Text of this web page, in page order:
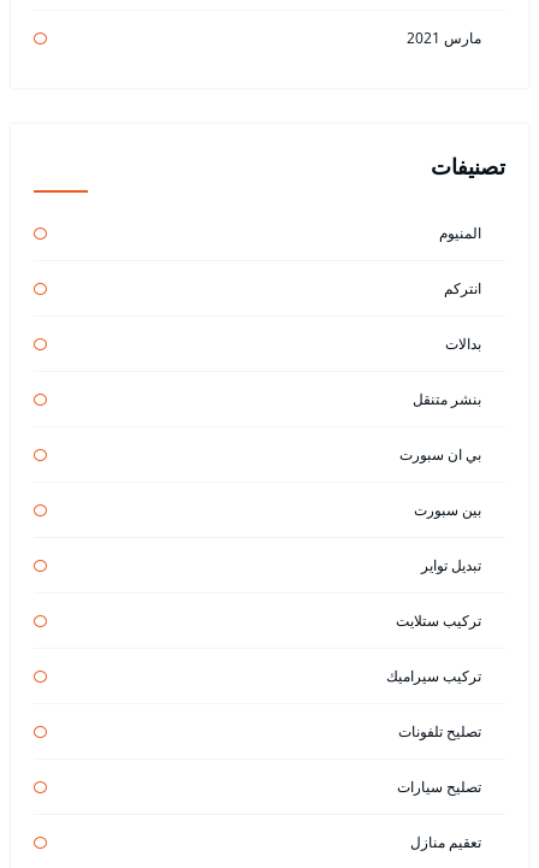
مارس 2021
تصنيفات
المنيوم
انتركم
بدالات
بنشر متنقل
بي ان سبورت
بين سبورت
تبديل تواير
تركيب ستلايت
تركيب سيراميك
تصليح تلفونات
تصليح سيارات
تعقيم منازل